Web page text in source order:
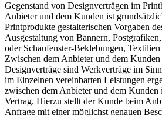
Gegenstand von Designverträgen im
Anbieter und dem Kunden ist
Printprodukte gestalterischen Vorgaben
Ausgestaltung von Bannern,
oder Schaufenster-Beklebungen,
Zwischen dem Anbieter und dem Kunden
Designverträge sind Werkverträge im
im Einzelnen vereinbarten Leistungen
zwischen dem Anbieter und dem Kunden
Vertrag. Hierzu stellt der Kunde beim
Anfrage mit einer möglichst genauen